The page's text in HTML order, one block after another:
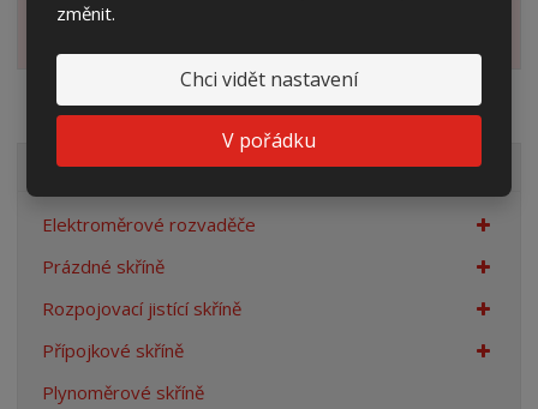
změnit.
Chci vidět nastavení
V pořádku
VŠECHNY KATEGORIE
Elektroměrové rozvaděče
Prázdné skříně
Rozpojovací jistící skříně
Přípojkové skříně
Plynoměrové skříně